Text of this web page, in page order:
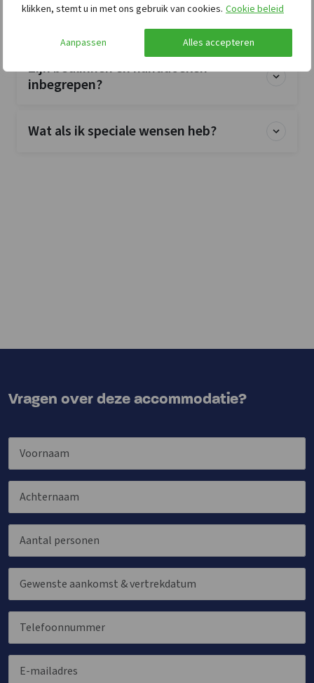
klikken, stemt u in met ons gebruik van cookies. Cookie beleid
Aanpassen Alles accepteren
Zijn bedlinnen en handdoeken
inbegrepen?
Wat als ik speciale wensen heb?
Vragen over deze accommodatie?